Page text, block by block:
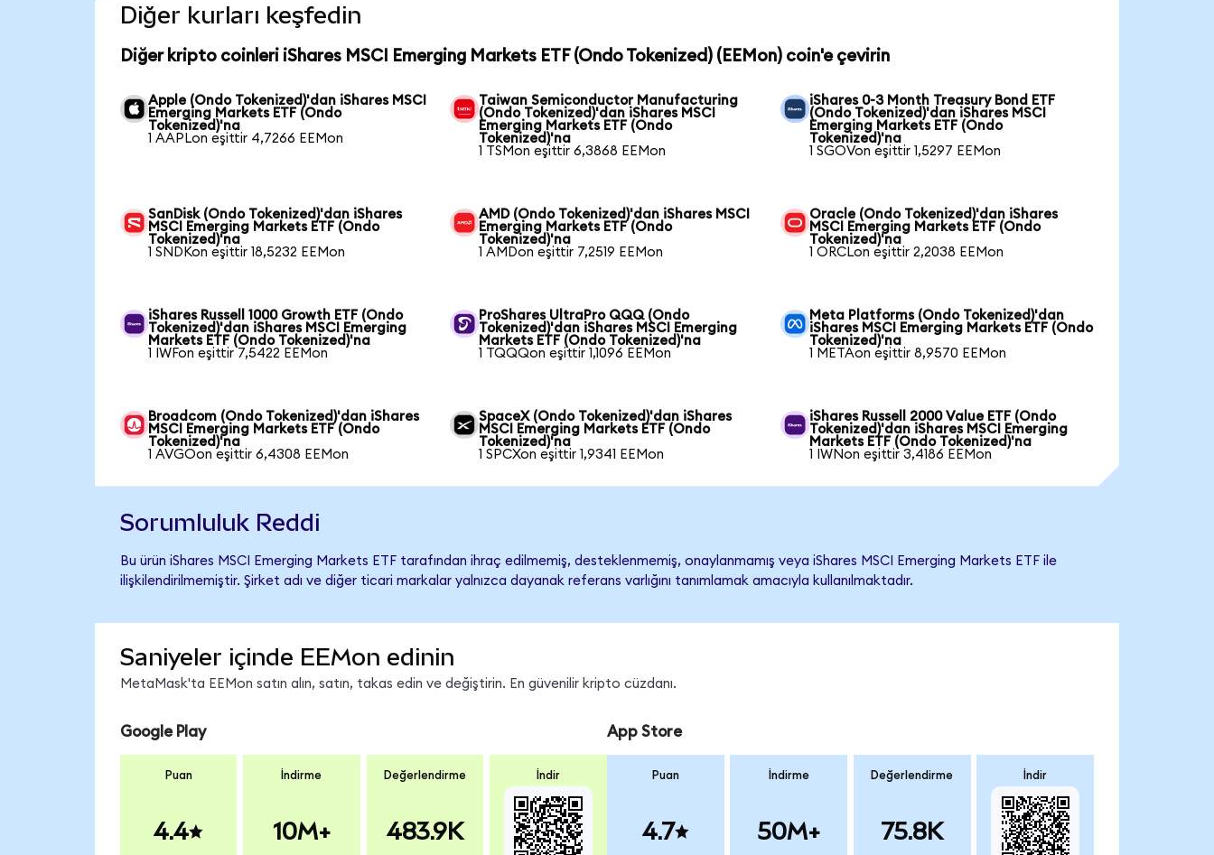
Diğer kurları keşfedin
Diğer kripto coinleri iShares MSCI Emerging Markets ETF (Ondo Tokenized) (EEMon) coin'e çevirin
Apple (Ondo Tokenized)'dan iShares MSCI
Emerging Markets ETF (Ondo
Tokenized)'na
1 AAPLon eşittir 4,7266 EEMon
Taiwan Semiconductor Manufacturing
(Ondo Tokenized)'dan iShares MSCI
Emerging Markets ETF (Ondo
Tokenized)'na
1 TSMon eşittir 6,3868 EEMon
iShares 0-3 Month Treasury Bond ETF
(Ondo Tokenized)'dan iShares MSCI
Emerging Markets ETF (Ondo
Tokenized)'na
1 SGOVon eşittir 1,5297 EEMon
SanDisk (Ondo Tokenized)'dan iShares
MSCI Emerging Markets ETF (Ondo
Tokenized)'na
1 SNDKon eşittir 18,5232 EEMon
AMD (Ondo Tokenized)'dan iShares MSCI
Emerging Markets ETF (Ondo
Tokenized)'na
1 AMDon eşittir 7,2519 EEMon
Oracle (Ondo Tokenized)'dan iShares
MSCI Emerging Markets ETF (Ondo
Tokenized)'na
1 ORCLon eşittir 2,2038 EEMon
iShares Russell 1000 Growth ETF (Ondo
Tokenized)'dan iShares MSCI Emerging
Markets ETF (Ondo Tokenized)'na
1 IWFon eşittir 7,5422 EEMon
ProShares UltraPro QQQ (Ondo
Tokenized)'dan iShares MSCI Emerging
Markets ETF (Ondo Tokenized)'na
1 TQQQon eşittir 1,1096 EEMon
Meta Platforms (Ondo Tokenized)'dan
iShares MSCI Emerging Markets ETF (Ondo
Tokenized)'na
1 METAon eşittir 8,9570 EEMon
Broadcom (Ondo Tokenized)'dan iShares
MSCI Emerging Markets ETF (Ondo
Tokenized)'na
1 AVGOon eşittir 6,4308 EEMon
SpaceX (Ondo Tokenized)'dan iShares
MSCI Emerging Markets ETF (Ondo
Tokenized)'na
1 SPCXon eşittir 1,9341 EEMon
iShares Russell 2000 Value ETF (Ondo
Tokenized)'dan iShares MSCI Emerging
Markets ETF (Ondo Tokenized)'na
1 IWNon eşittir 3,4186 EEMon
Sorumluluk Reddi
Bu ürün iShares MSCI Emerging Markets ETF tarafından ihraç edilmemiş, desteklenmemiş, onaylanmamış veya iShares MSCI Emerging Markets ETF ile
ilişkilendirilmemiştir. Şirket adı ve diğer ticari markalar yalnızca dayanak referans varlığını tanımlamak amacıyla kullanılmaktadır.
Saniyeler içinde EEMon edinin
MetaMask'ta EEMon satın alın, satın, takas edin ve değiştirin. En güvenilir kripto cüzdanı.
Google Play
Puan
4.4
İndirme
10M+
Değerlendirme
483.9K
İndir
App Store
Puan
4.7
İndirme
50M+
Değerlendirme
75.8K
İndir